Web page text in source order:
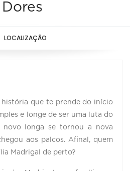
LOCALIZAÇÃO
história que te prende do início
e longe de ser uma luta do
longa se tornou a nova
aos palcos. Afinal, quem
Madrigal de perto?